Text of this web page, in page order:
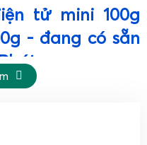
tử mini 100g
- đang có sẵn